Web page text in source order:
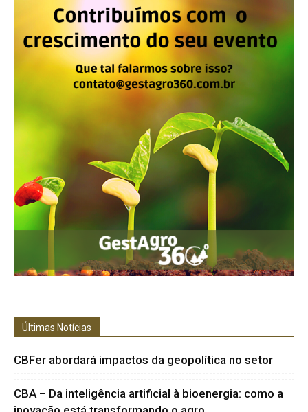
Últimas Notícias
CBFer abordará impactos da geopolítica no setor
CBA – Da inteligência artificial à bioenergia: como a